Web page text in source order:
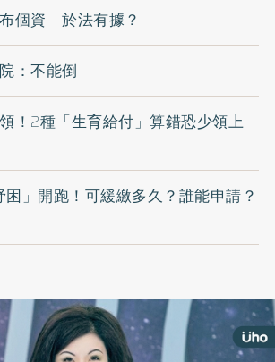
個資 於法有據？
：不能倒
！2種「生育給付」算錯恐少領上
」開跑！可緩繳多久？誰能申請？